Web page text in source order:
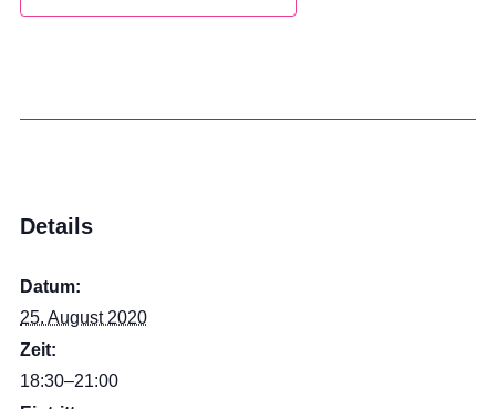
Details
Datum:
25. August 2020
Zeit:
18:30–21:00